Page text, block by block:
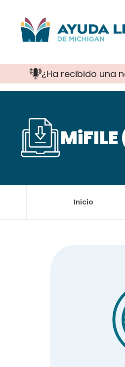
al
contenido
¿Ha recibido una
Inicio